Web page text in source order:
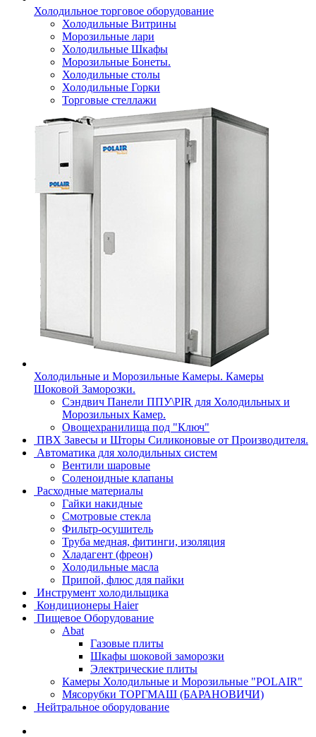
Холодильное торговое оборудование
Холодильные Витрины
Морозильные лари
Холодильные Шкафы
Морозильные Бонеты.
Холодильные столы
Холодильные Горки
Торговые стеллажи
Холодильные и Морозильные Камеры. Камеры
Шоковой Заморозки.
Сэндвич Панели ППУ\PIR для Холодильных и
Морозильных Камер.
Овощехранилища под "Ключ"
ПВХ Завесы и Шторы Силиконовые от Производителя.
Автоматика для холодильных систем
Вентили шаровые
Соленоидные клапаны
Расходные материалы
Гайки накидные
Смотровые стекла
Фильтр-осушитель
Труба медная, фитинги, изоляция
Хладагент (фреон)
Холодильные масла
Припой, флюс для пайки
Инструмент холодильщика
Кондиционеры Haier
Пищевое Оборудование
Abat
Газовые плиты
Шкафы шоковой заморозки
Электрические плиты
Камеры Холодильные и Морозильные "POLAIR"
Мясорубки ТОРГМАШ (БАРАНОВИЧИ)
Нейтральное оборудование